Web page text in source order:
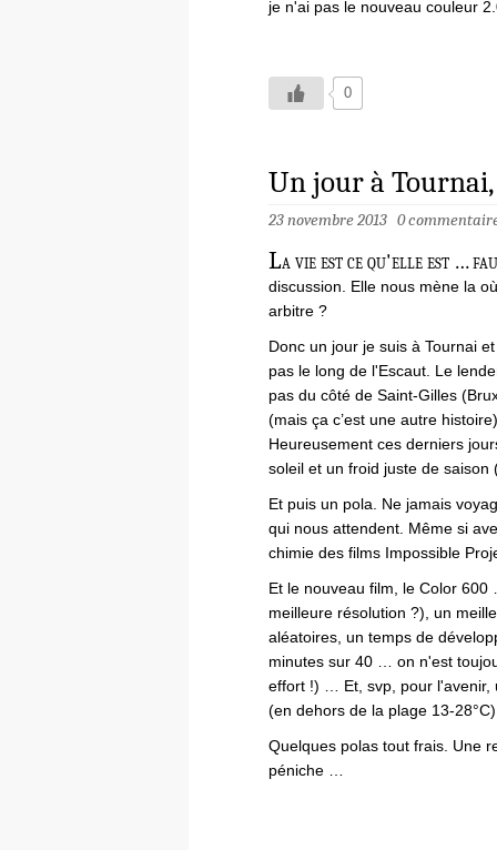
je n'ai pas le nouveau couleur
0
Un jour à
23 novembre 2013 0
La vie est ce qu'elle est …
discussion. Elle nous mène la
arbitre ?
Donc un jour je suis à Tournai
pas le long de l'Escaut. Le
pas du côté de Saint-Gilles
(mais ça c’est une autre
Heureusement ces derniers
soleil et un froid juste de saison
Et puis un pola. Ne jamais
qui nous attendent. Même si
chimie des films Impossible
Et le nouveau film, le Color
meilleure résolution ?), un
aléatoires, un temps de
minutes sur 40 … on n'est
effort !) … Et, svp, pour l'avenir,
(en dehors de la plage 13-
Quelques polas tout frais. Une
péniche …